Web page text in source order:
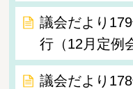
議会だより
行（12月定例
議会だより